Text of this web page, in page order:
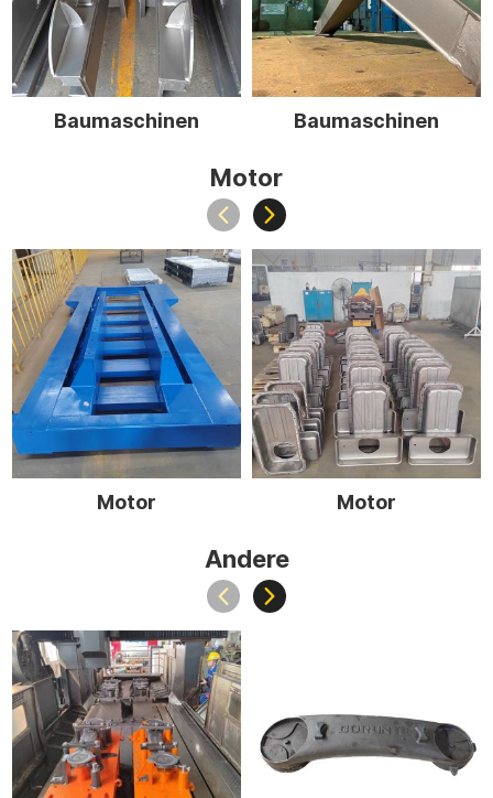
Baumaschinen Baumaschinen
Motor
Motor Motor
Andere